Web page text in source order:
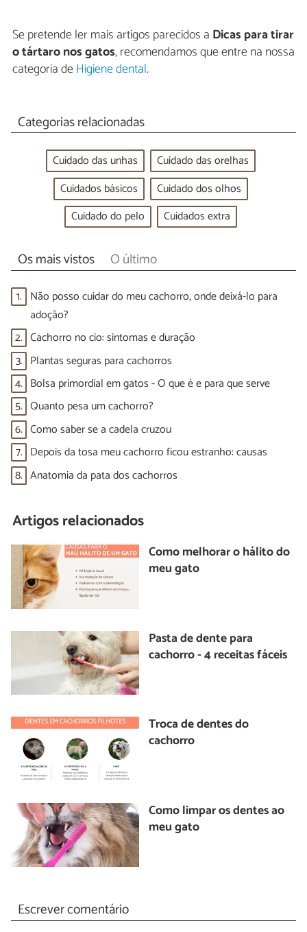
Se pretende ler mais artigos parecidos a Dicas para tirar
o tártaro nos gatos, recomendamos que entre na nossa
categoria deHigiene dental.
Categorias relacionadas
Cuidado das unhas
Cuidado das orelhas
Cuidados básicos
Cuidado dos olhos
Cuidado do pelo
Cuidados extra
Os mais vistos O último
1. Não posso cuidar do meu cachorro, onde deixá-lo para
adoção?
2. Cachorro no cio: sintomas e duração
3. Plantas seguras para cachorros
4. Bolsa primordial em gatos - O que é e para que serve
5. Quanto pesa um cachorro?
6. Como saber se a cadela cruzou
7. Depois da tosa meu cachorro ficou estranho: causas
8. Anatomia da pata dos cachorros
Artigos relacionados
Como melhorar o hálito do
meu gato
Pasta de dente para
cachorro - 4 receitas fáceis
Troca de dentes do
cachorro
Como limpar os dentes ao
meu gato
Escrever comentário